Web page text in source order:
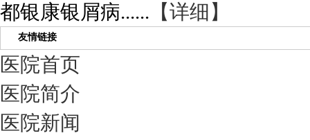
都银康银屑病...... 【详细】
友情链接
医院首页
医院简介
医院新闻